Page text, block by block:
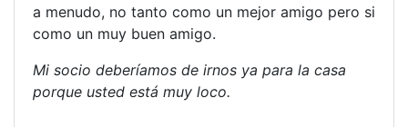
a menudo, no tanto como un mejor amigo pero si
como un muy buen amigo.
Mi socio deberíamos de irnos ya para la casa
porque usted está muy loco.